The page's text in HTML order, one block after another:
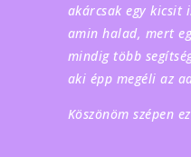
akárcsak egy kicsit
amin halad, mert
mindig több
aki épp megéli az
Köszönöm szépen